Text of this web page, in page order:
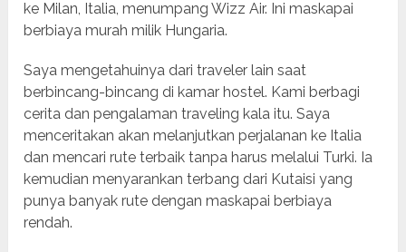
ke Milan, Italia, menumpang Wizz Air. Ini maskapai
berbiaya murah milik Hungaria.
Saya mengetahuinya dari traveler lain saat
berbincang-bincang di kamar hostel. Kami berbagi
cerita dan pengalaman traveling kala itu. Saya
menceritakan akan melanjutkan perjalanan ke Italia
dan mencari rute terbaik tanpa harus melalui Turki. Ia
kemudian menyarankan terbang dari Kutaisi yang
punya banyak rute dengan maskapai berbiaya
rendah.